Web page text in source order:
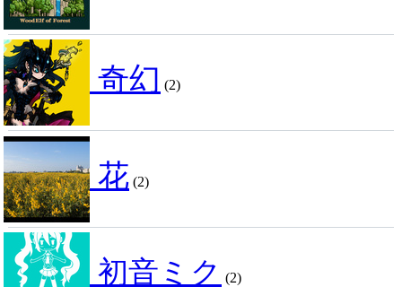
奇幻 (2)
花 (2)
初音ミク (2)